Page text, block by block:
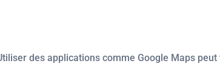
des applications comme Google Maps